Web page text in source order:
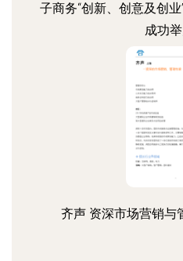
子商务“创新、创意及创
成功
齐声 资深市场营销与